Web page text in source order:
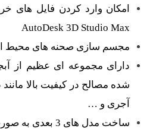
امکان وارد کردن فایل های
AutoDesk 3D Studio Max
مجسم سازی صحنه های محیط
دارای مجموعه ای عظیم از
شده مصالح در کیفیت بالا
آجری و …
ساخت مدل های 3 بعدی به صورت زمان واقعی